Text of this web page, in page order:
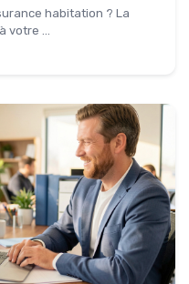
habitation ? La
votre ...